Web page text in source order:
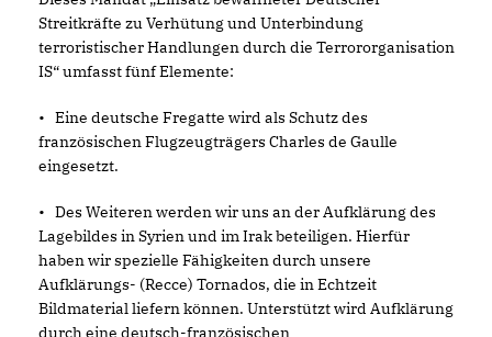
Streitkräfte zu Verhütung und Unterbindung
terroristischer Handlungen durch die Terrororganisation
IS“ umfasst fünf Elemente:
• Eine deutsche Fregatte wird als Schutz des
französischen Flugzeugträgers Charles de Gaulle
eingesetzt.
• Des Weiteren werden wir uns an der Aufklärung des
Lagebildes in Syrien und im Irak beteiligen. Hierfür
haben wir spezielle Fähigkeiten durch unsere
Aufklärungs- (Recce) Tornados, die in Echtzeit
Bildmaterial liefern können. Unterstützt wird Aufklärung
durch eine deutsch-französischen